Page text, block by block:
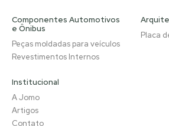
Componentes Automotivos
e Ônibus
Peças moldadas para veículos
Revestimentos Internos
Placa
Institucional
A Jomo
Artigos
Contato